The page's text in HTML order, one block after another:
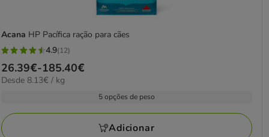
Acana HP Pacífica ração para cães
4.9
estrelas
com
avaliações
4.9(12)
Preço
de
185.40€
26.39€-185.40€
8.13€
Desde 8.13€ / kg
5 opções de peso
Adicionar